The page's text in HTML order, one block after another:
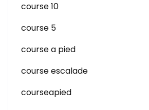
course 10
course 5
course a pied
course escalade
courseapied